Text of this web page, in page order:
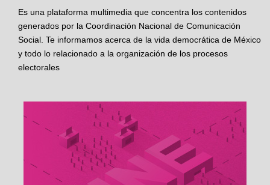
Es una plataforma multimedia que concentra los contenidos
generados por la Coordinación Nacional de Comunicación
Social. Te informamos acerca de la vida democrática de México
y todo lo relacionado a la organización de los procesos
electorales